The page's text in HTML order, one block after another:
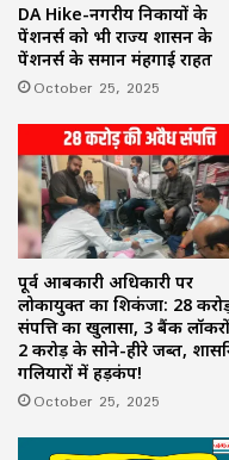
DA Hike-नगरीय निकायों के
पेंशनर्स को भी राज्य शासन के
पेंशनर्स के समान मंहगाई राहत
October 25, 2025
पूर्व आबकारी अधिकारी पर
लोकायुक्त का शिकंजा: 28
संपत्ति का खुलासा, 3 बैंक
2 करोड़ के सोने-हीरे जब्त,
गलियारों में हड़कंप!
October 25, 2025